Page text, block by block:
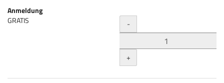
Anmeldung
GRATIS
Menge
-
+